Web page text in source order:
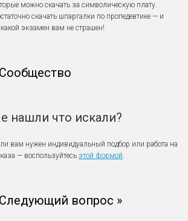
можно скачать за символическую плату.
скачать шпаргалки по пропедевтике — и
экзамен вам не страшен!
Сообщество
нашли что искали?
вам нужен индивидуальный подбор или работа на
— воспользуйтесь этой формой.
Следующий вопрос »